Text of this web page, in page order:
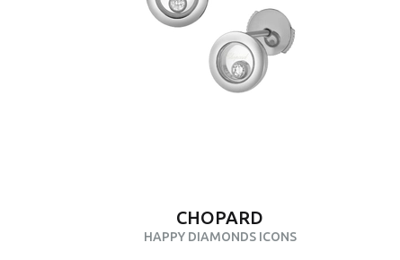
CHOPARD
HAPPY DIAMONDS ICONS